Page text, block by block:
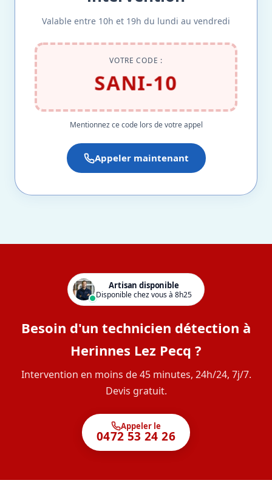
Valable entre 10h et 19h du lundi au vendredi
VOTRE CODE :
SANI-10
Mentionnez ce code lors de votre appel
Appeler maintenant
Artisan disponible
Disponible chez vous à 8h25
Besoin d'un technicien détection à
Herinnes Lez Pecq ?
Intervention en moins de 45 minutes, 24h/24, 7j/7.
Devis gratuit.
Appeler le
0472 53 24 26